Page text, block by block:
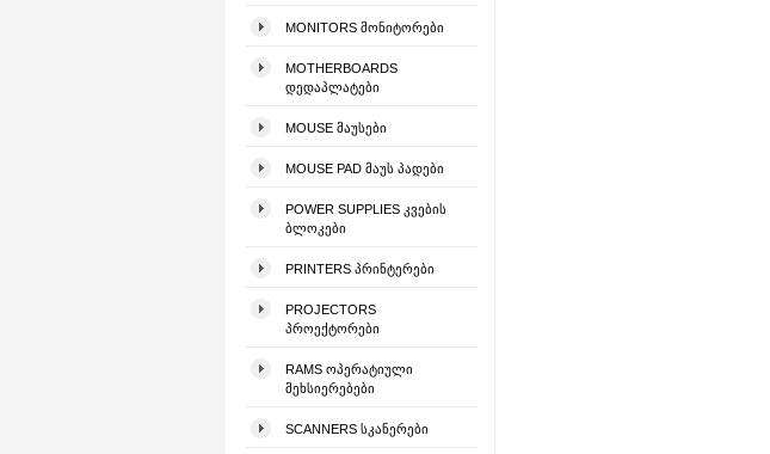
MONITORS ᲛᲝᲜᲘᲢᲝᲠᲔᲑᲘ
MOTHERBOARDS
ᲓᲔᲓᲐᲞᲚᲐᲢᲔᲑᲘ
MOUSE ᲛᲐᲣᲡᲔᲑᲘ
MOUSE PAD ᲛᲐᲣᲡ ᲞᲐᲓᲔᲑᲘ
POWER SUPPLIES ᲙᲕᲔᲑᲘᲡ
ᲑᲚᲝᲙᲔᲑᲘ
PRINTERS ᲞᲠᲘᲜᲢᲔᲠᲔᲑᲘ
PROJECTORS
ᲞᲠᲝᲔᲥᲢᲝᲠᲔᲑᲘ
RAMS ᲝᲞᲔᲠᲐᲢᲘᲣᲚᲘ
ᲛᲔᲮᲡᲘᲔᲠᲔᲑᲔᲑᲘ
SCANNERS ᲡᲙᲐᲜᲔᲠᲔᲑᲘ